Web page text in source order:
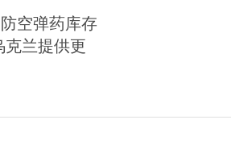
空弹药库存
克兰提供更